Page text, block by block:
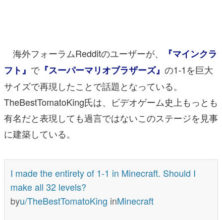
アプリレビュー
その他
電ファミニコゲーマーとは？
運営：株式会社マレ
海外フォーラムRedditのユーザーが、
『マインクラ
フト』 で『スーパーマリオブラザーズ』 の1-1を巨大
サイズで再現したことで話題となっている。
TheBestTomatoKing氏は、ビデオゲーム史上もっとも
有名だと表現しても過言ではないこのステージを見事
に建築している。
I made the entirety of 1-1 in Minecraft. Should I
make all 32 levels?
byu/TheBestTomatoKing inMinecraft